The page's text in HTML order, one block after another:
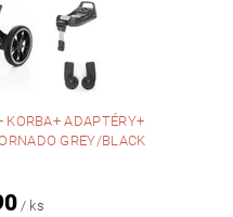
KORBA+ ADAPTÉRY+
GREY/BLACK
/ ks